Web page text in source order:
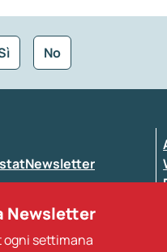
No
Seleziona
Newsletter
ogni settimana